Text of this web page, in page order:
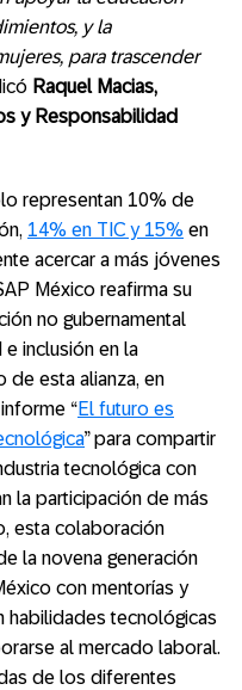
y la
para trascender
Raquel Macias,
y Responsabilidad
representan 10% de
14% en TIC y 15% en
acercar a más jóvenes
México reafirma su
no gubernamental
inclusión en la
de esta alianza, en
“El futuro es
” para compartir
tecnológica con
la participación de más
esta colaboración
la novena generación
con mentorías y
habilidades tecnológicas
al mercado laboral.
de los diferentes